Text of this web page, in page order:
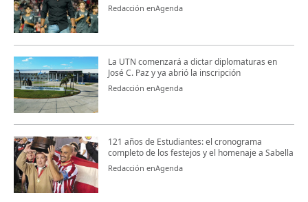
Redacción enAgenda
La UTN comenzará a dictar diplomaturas en
José C. Paz y ya abrió la inscripción
Redacción enAgenda
121 años de Estudiantes: el cronograma
completo de los festejos y el homenaje a Sabella
Redacción enAgenda